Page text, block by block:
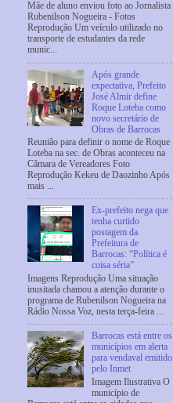
Mãe de aluno enviou foto ao Jornalista
Rubenilson Nogueira - Fotos
Reprodução Um veículo utilizado no
transporte de estudantes da rede
munic...
Após grande
expectativa, Prefeito
José Almir define
Roque Loteba como
novo secretário de
Obras de Barrocas
Reunião para definir o nome de Roque
Loteba na sec. de Obras aconteceu na
Câmara de Vereadores Foto
Reprodução Kekeu de Daozinho Após
mais ...
Ex-prefeito nega que
tenha curtido
postagem da
Prefeitura de
Barrocas: “Política é
coisa séria”
Imagens Reprodução Uma situação
inusitada chamou a atenção durante o
programa de Rubenilson Nogueira na
Rádio Nossa Voz, nesta terça-feira ...
Barrocas está entre os
municípios em alerta
para vendaval emitido
pelo Inmet
Imagem Ilustrativa O
município de